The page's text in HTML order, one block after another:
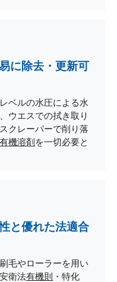
に除去・更新可
ベルの水圧による水
ウエスでの拭き取り
クレーパーで削り落
有機溶剤 を一切必要と
と優れた法適合
毛やローラーを用い
衛法有機則 ・特化